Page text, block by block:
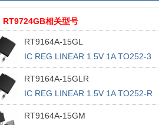
RT9724GB相关型号
RT9164A-15GL
IC REG LINEAR 1.5V 1A TO252-3
RT9164A-15GLR
IC REG LINEAR 1.5V 1A TO252-R
RT9164A-15GM